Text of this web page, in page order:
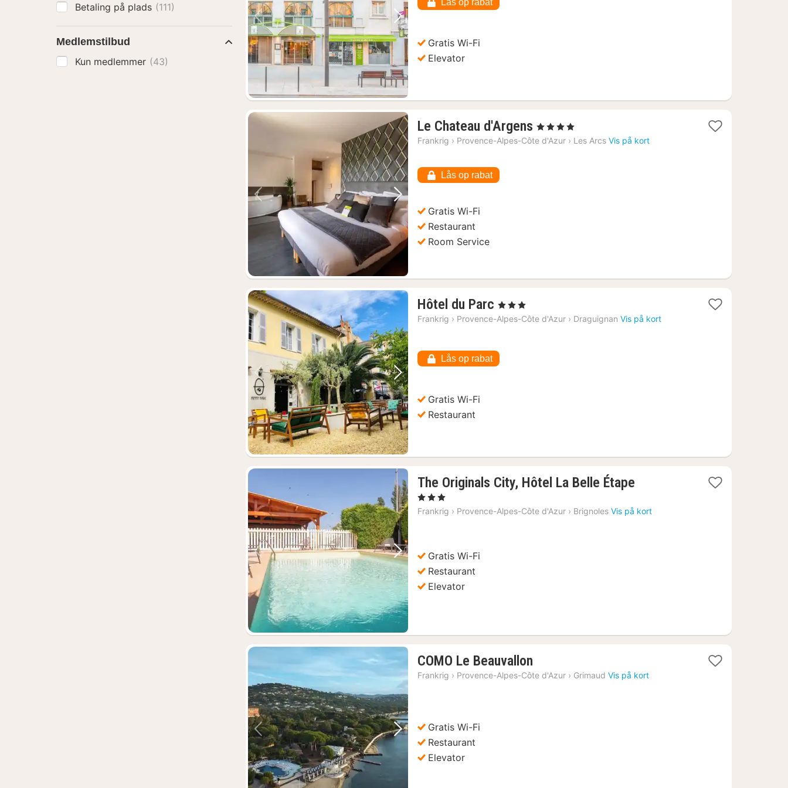
Forrige billede Næste billede
Lås op rabat
Gratis Wi-Fi
Elevator
Forrige billede Næste billede
Le Chateau d'Argens 1
nat
, 4 Stjerner
Frankrig › Provence-Alpes-Côte d'Azur › Les Arcs Vis på kort
Lås op rabat
Gratis Wi-Fi
Restaurant
Room Service
Forrige billede Næste billede
Hôtel du Parc 1
nat
kr.
, 3 Stjerner
Frankrig › Provence-Alpes-Côte d'Azur › Draguignan Vis på kort
Lås op rabat
Gratis Wi-Fi
Restaurant
Forrige billede Næste billede
The Originals City, Hôtel La Belle Étape
fra
, 3 Stjerner
Frankrig › Provence-Alpes-Côte d'Azur › Brignoles Vis på kort
Gratis Wi-Fi
Restaurant
Elevator
Forrige billede Næste billede
COMO Le Beauvallon
nat
Frankrig › Provence-Alpes-Côte d'Azur › Grimaud Vis på kort
Gratis Wi-Fi
Restaurant
Elevator
Betaling på plads (111)
Medlemstilbud
Kun medlemmer (43)